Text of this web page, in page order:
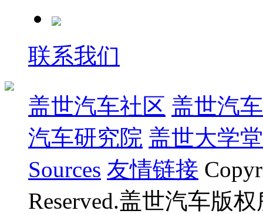
联系我们
盖世汽车社区 盖世汽
汽车研究院 盖世大学堂
Sources 友情链接
Reserved.盖世汽车版